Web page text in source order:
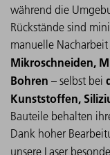
während die
Rückstände sind
manuelle
Mikroschneiden,
Bohren – selbst bei
Kunststoffen,
Bauteile behalten
Dank hoher
unsere Laser